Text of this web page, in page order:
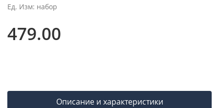
Ед. Изм: набор
479.00
Описание и характеристики